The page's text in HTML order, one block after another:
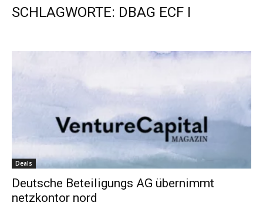
SCHLAGWORTE: DBAG ECF I
Deals
Deutsche Beteiligungs AG übernimmt
netzkontor nord